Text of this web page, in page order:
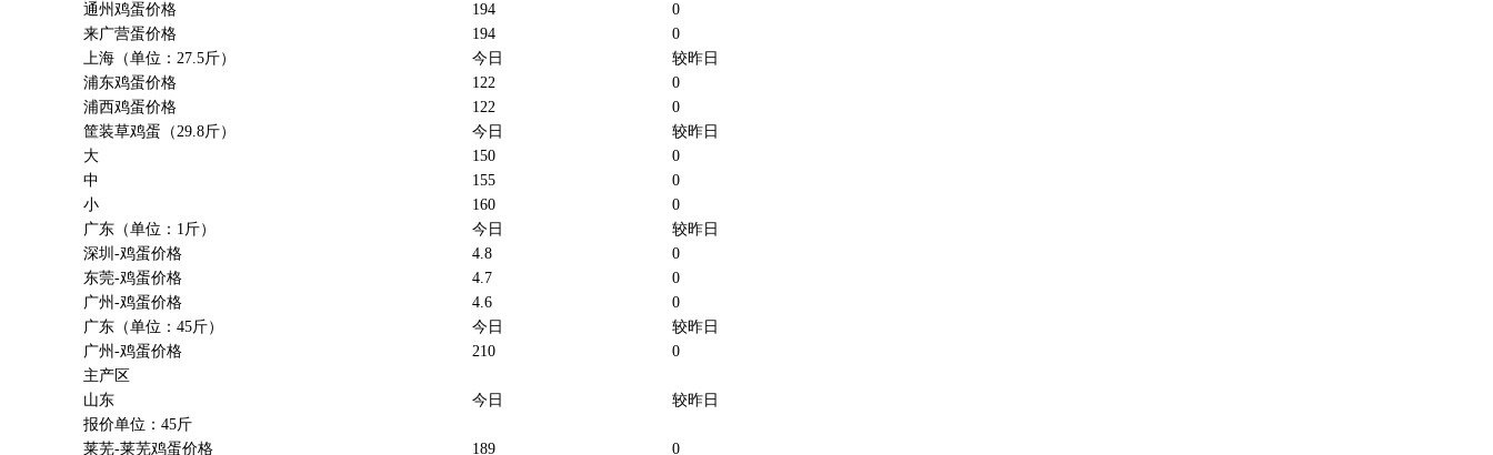
通州鸡蛋价格
194
0
来广营蛋价格
194
0
上海（单位：27.5斤）
今日
较昨日
浦东鸡蛋价格
122
0
浦西鸡蛋价格
122
0
筐装草鸡蛋（29.8斤） 今日
较昨日
大
150
0
中
155
0
小
160
0
广东（单位：1斤）
今日
较昨日
深圳-鸡蛋价格
4.8
0
东莞-鸡蛋价格
4.7
0
广州-鸡蛋价格
4.6
0
广东（单位：45斤）
今日
较昨日
广州-鸡蛋价格
210
0
主产区
山东
今日
较昨日
报价单位：45斤
莱芜-莱芜鸡蛋价格
189
0